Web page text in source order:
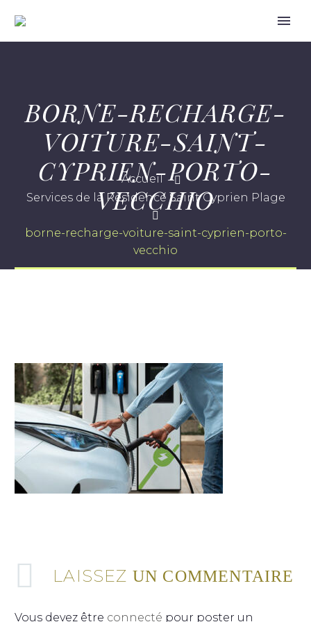
BORNE-RECHARGE-
VOITURE-SAINT-
CYPRIEN-PORTO-
VECCHIO
Accueil
Services de la Résidence Saint Cyprien Plage
borne-recharge-voiture-saint-cyprien-porto-
vecchio
LAISSEZ UN COMMENTAIRE
Vous devez être connecté pour poster un